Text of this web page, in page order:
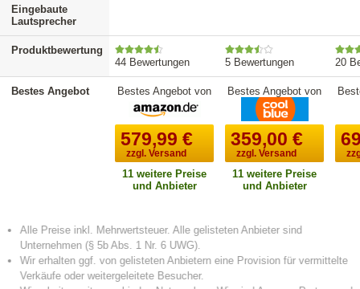
Eingebaute
Lautsprecher
Produktbewertung
44 Bewertungen
5 Bewertungen 20
Bestes Angebot Bestes Angebot von
579,99 €
zzgl. Versand
11 weitere Preise
und Anbieter
Bestes Angebot von
359,00 €
zzgl. Versand
11 weitere Preise
und Anbieter